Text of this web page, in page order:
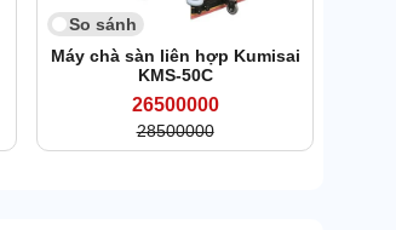
So sánh
Máy chà sàn liên hợp Kumisai
KMS-50C
26500000
28500000